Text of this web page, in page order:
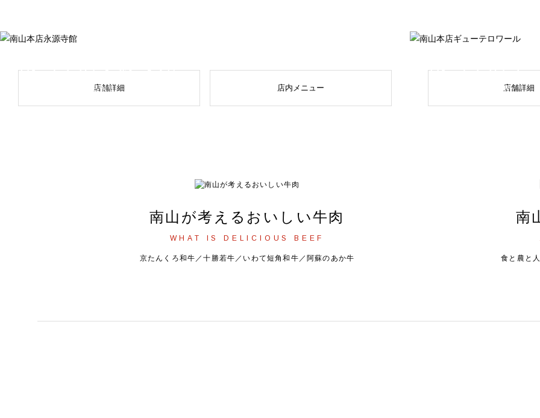
NANZAN EIGENJI KAN
店舗詳細 店内メニュー GYU TERROIR店舗詳細
南山が考えるおいしい牛肉
WHAT IS DELICIOUS BEEF
京たんくろ和牛／十勝若牛／いわて短角和牛／阿蘇のあか牛
南
食と農と